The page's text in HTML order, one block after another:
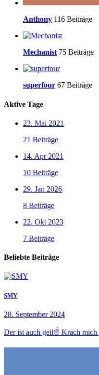
Anthony 116 Beiträge
Mechanist 75 Beiträge
superfour 67 Beiträge
Aktive Tage
23. Mai 2021
21 Beiträge
14. Apr 2021
10 Beiträge
29. Jan 2026
8 Beiträge
22. Okt 2023
7 Beiträge
Beliebte Beiträge
SMY
28. September 2024
Der ist auch geil☝️ Krach